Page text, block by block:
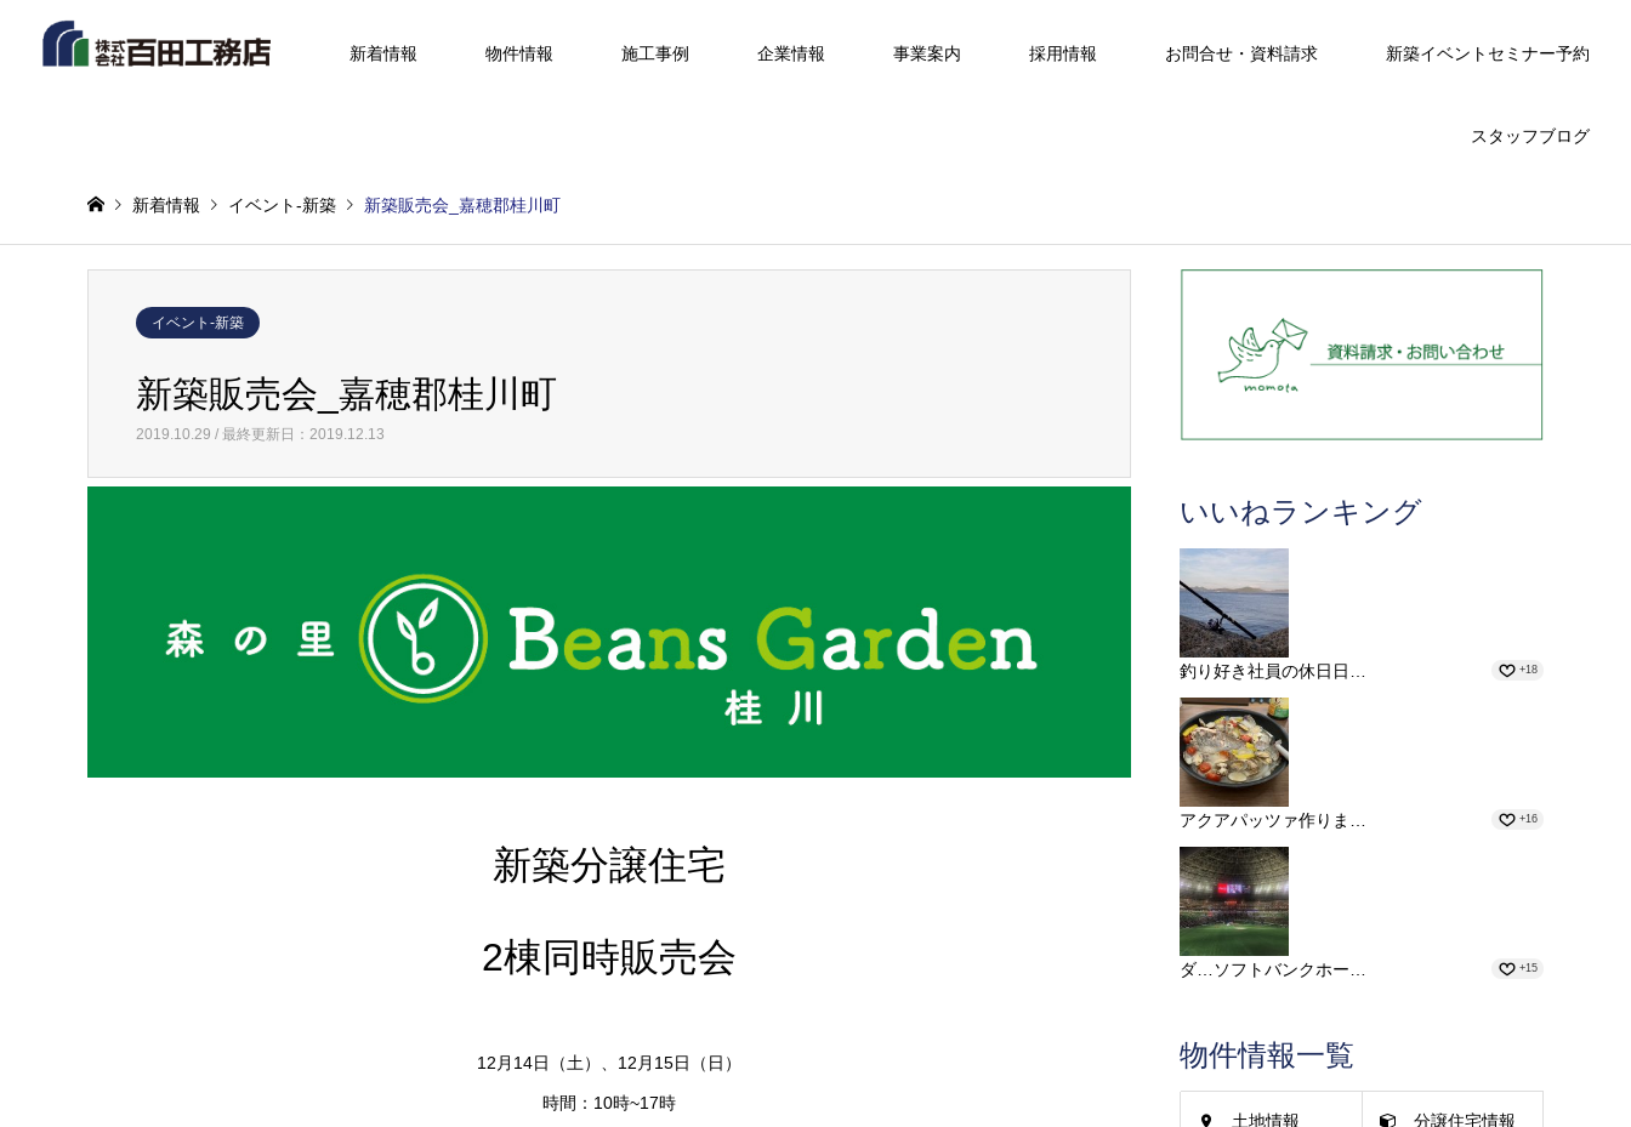
新着情報 物件情報 施工事例 企業情報 事業案内 採用情報 お問合せ・資料請求 新築イベントセミナー予約
スタッフブログ
新着情報 イベント-新築 新築販売会_嘉穂郡桂川町
イベント-新築
新築販売会_嘉穂郡桂川町
2019.10.29 / 最終更新日：2019.12.13
新築分譲住宅
2棟同時販売会
12月14日（土）、12月15日（日）
時間：10時~17時
いいねランキング
釣り好き社員の休日日… +18
アクアパッツァ作りま… +16
ダ…ソフトバンクホー… +15
物件情報一覧
土地情報 分譲住宅情報